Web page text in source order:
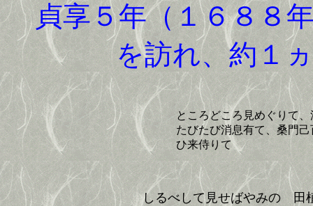
貞享５年（１６８８年
を訪れ、約１
ところどころ見めぐりて
たびたび消息有て、桑門
ひ来侍りて
しるべして見せばやみのゝ田